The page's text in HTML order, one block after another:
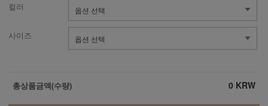
컬러
사이즈
총상품금액(수량) 0 KRW